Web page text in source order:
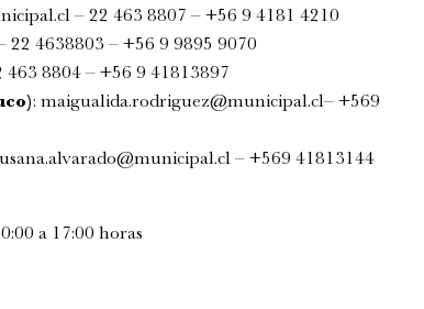
– 22 463 8807 – +56 9 4181 4210
22 4638803 – +56 9 9895 9070
463 8804 – +56 9 41813897
: maigualida.rodriguez@municipal.cl– +569
– +569 41813144
a 17:00 horas